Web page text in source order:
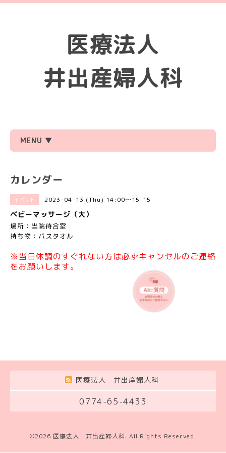
医療法人
井出産婦人科
MENU ▼
カレンダー
イベント 2023-04-13 (Thu) 14:00～15:15
ベビーマッサージ（大）
場所：当院待合室
持ち物：バスタオル
※当日体調のすぐれない方は必ずキャンセルのご連絡
をお願いします。
医療法人 井出産婦人科
0774-65-4433
©2026 医療法人 井出産婦人科. All Rights Reserved.